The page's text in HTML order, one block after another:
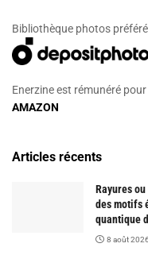
Bibliothèque photos
Enerzine est rémunéré
AMAZON
Articles récents
Rayures
des motifs
quantique
8 août 2026